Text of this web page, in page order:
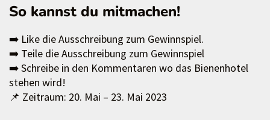
So kannst du mitmachen!
➡️ Like die Ausschreibung zum Gewinnspiel.
➡️ Teile die Ausschreibung zum Gewinnspiel
➡️ Schreibe in den Kommentaren wo das Bienenhotel
stehen wird!
📌 Zeitraum: 20. Mai – 23. Mai 2023